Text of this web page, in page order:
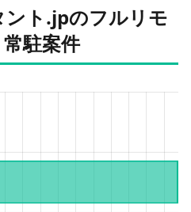
ト.jpのフルリモ
駐案件